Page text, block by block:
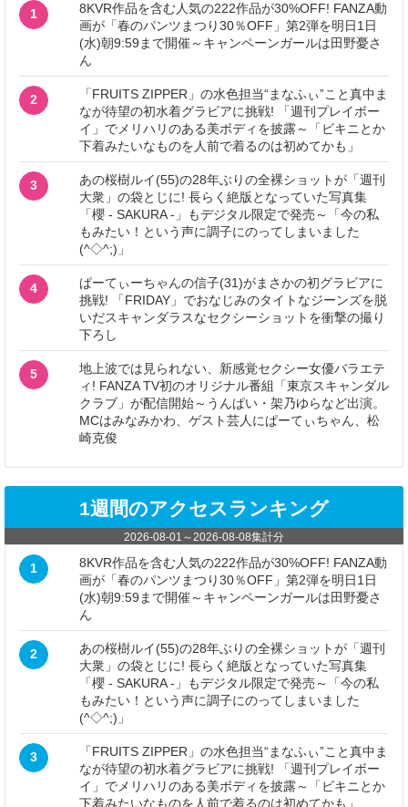
1
8KVR作品を含む人気の222作品が30%OFF! FANZA動
画が「春のパンツまつり30％OFF」第2弾を明日1日
(水)朝9:59まで開催～キャンペーンガールは田野憂さ
ん
2
「FRUITS ZIPPER」の水色担当“まなふぃ”こと真中ま
なが待望の初水着グラビアに挑戦! 「週刊プレイボー
イ」でメリハリのある美ボディを披露～「ビキニとか
下着みたいなものを人前で着るのは初めてかも」
3
あの桜樹ルイ(55)の28年ぶりの全裸ショットが「週刊
大衆」の袋とじに! 長らく絶版となっていた写真集
「櫻 - SAKURA -」もデジタル限定で発売～「今の私
もみたい！という声に調子にのってしまいました
(^◇^;)」
4
ぱーてぃーちゃんの信子(31)がまさかの初グラビアに
挑戦! 「FRIDAY」でおなじみのタイトなジーンズを脱
いだスキャンダラスなセクシーショットを衝撃の撮り
下ろし
5
地上波では見られない、新感覚セクシー女優バラエテ
ィ! FANZA TV初のオリジナル番組「東京スキャンダル
クラブ」が配信開始～うんぱい・架乃ゆらなど出演。
MCはみなみかわ、ゲスト芸人にぱーてぃちゃん、松
崎克俊
1週間のアクセスランキング
2026-08-01 ～2026-08-08集計分
1
8KVR作品を含む人気の222作品が30%OFF! FANZA動
画が「春のパンツまつり30％OFF」第2弾を明日1日
(水)朝9:59まで開催～キャンペーンガールは田野憂さ
ん
2
あの桜樹ルイ(55)の28年ぶりの全裸ショットが「週刊
大衆」の袋とじに! 長らく絶版となっていた写真集
「櫻 - SAKURA -」もデジタル限定で発売～「今の私
もみたい！という声に調子にのってしまいました
(^◇^;)」
3
「FRUITS ZIPPER」の水色担当“まなふぃ”こと真中ま
なが待望の初水着グラビアに挑戦! 「週刊プレイボー
イ」でメリハリのある美ボディを披露～「ビキニとか
下着みたいなものを人前で着るのは初めてかも」